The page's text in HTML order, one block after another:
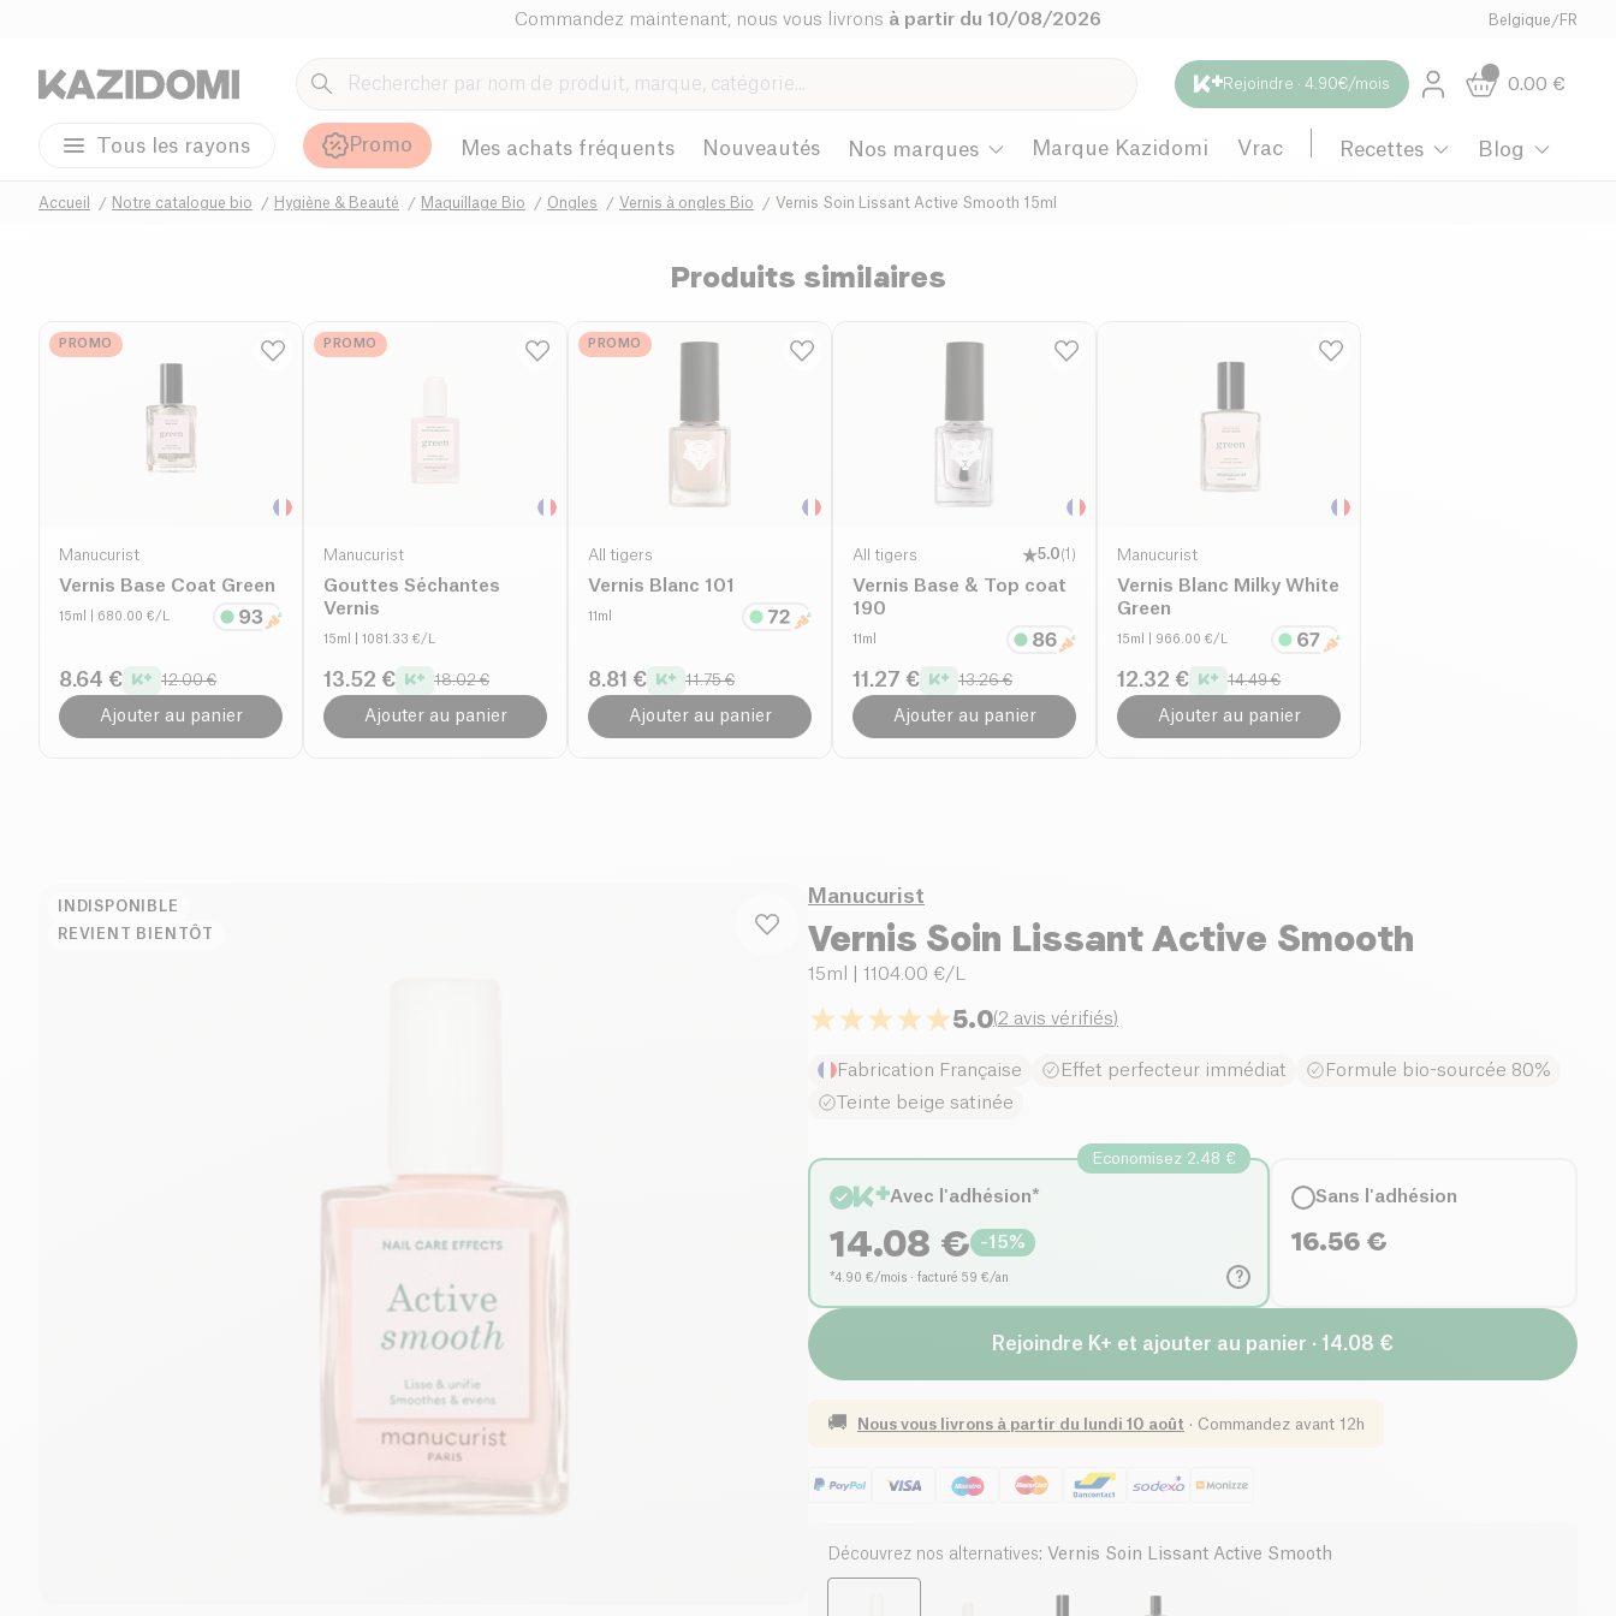
Commandez maintenant, nous vous livrons à partir du 10/08/2026 Belgique /FR
Rejoindre · 4.90€/mois 0.00 €
Tous les rayons Promo Mes achats fréquents Nouveautés Nos marques Marque Kazidomi Vrac Recettes Blog
Accueil Notre catalogue bio Hygiène & Beauté Maquillage Bio Ongles Vernis à ongles Bio Vernis Soin Lissant Active Smooth 15ml
Produits similaires
PROMO
Manucurist
Vernis Base Coat Green
15ml | 680.00 €/L
8.64 € 12.00 €
Ajouter au panier
PROMO
Manucurist
Gouttes Séchantes
Vernis
15ml | 1081.33 €/L
13.52 € 18.02 €
Ajouter au panier
PROMO
All tigers
Vernis Blanc 101
11ml
8.81 € 11.75 €
Ajouter au panier
All tigers 5.0(1 )
Vernis Base & Top coat
190
11ml
11.27 € 13.26 €
Ajouter au panier
Manucurist
Vernis Blanc Milky White
Green
15ml | 966.00 €/L
12.32 € 14.49 €
Ajouter au panier
INDISPONIBLE
REVIENT BIENTÔT
Manucurist
Vernis Soin Lissant Active Smooth
15ml | 1104.00 €/L
5.0(2 avis vérifiés)
Fabrication Française Effet perfecteur immédiat
Formule bio-sourcée 80%
Teinte beige satinée
?
Economisez 2.48 €
Avec l'adhésion*
14.08 € -15%
*4.90 €/mois · facturé 59 €/an
Sans l'adhésion
16.56 €
Rejoindre K+ et ajouter au panier · 14.08 €
🚚 Nous vous livrons à partir du lundi 10 août · Commandez avant 12h
Découvrez nos alternatives: Vernis Soin Lissant Active Smooth